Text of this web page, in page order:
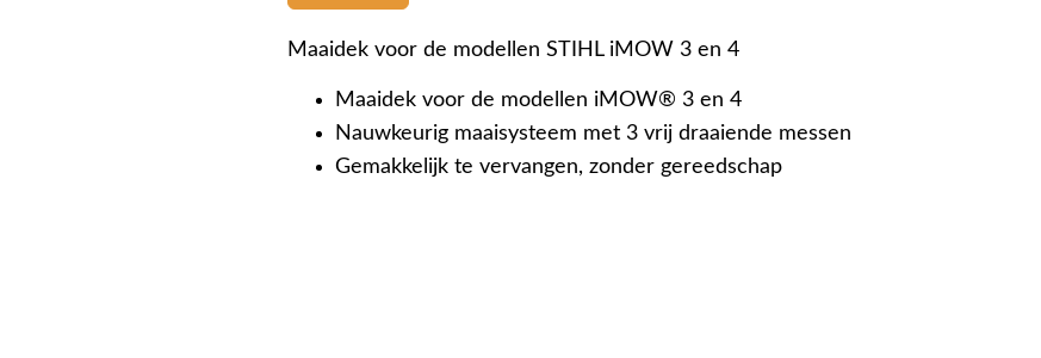
Maaidek voor de modellen STIHL iMOW 3 en 4
Maaidek voor de modellen iMOW® 3 en 4
Nauwkeurig maaisysteem met 3 vrij draaiende messen
Gemakkelijk te vervangen, zonder gereedschap